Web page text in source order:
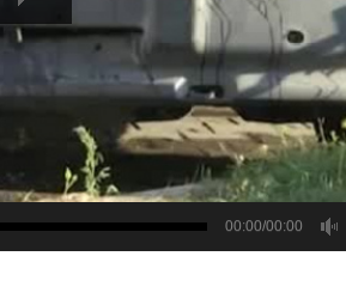
00:00/00:00